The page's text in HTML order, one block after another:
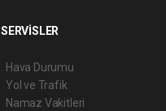
SERVİSLER
Hava Durumu
Yol ve Trafik
Namaz Vakitleri